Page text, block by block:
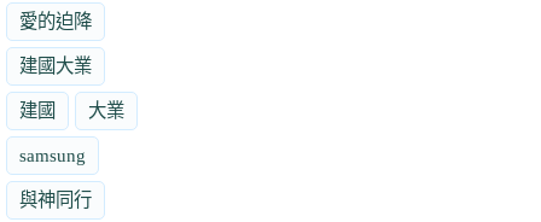
愛的迫降
建國大業
建國 大業
samsung
與神同行